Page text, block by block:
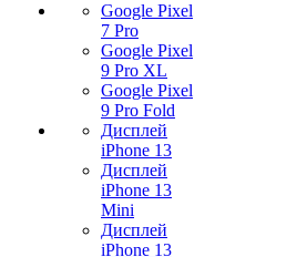
Google Pixel
7 Pro
Google Pixel
9 Pro XL
Google Pixel
9 Pro Fold
Дисплей
iPhone 13
Дисплей
iPhone 13
Mini
Дисплей
iPhone 13